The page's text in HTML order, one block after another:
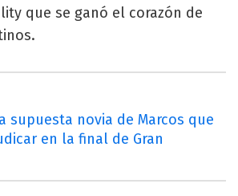
que se ganó el corazón de
supuesta novia de Marcos que
en la final de Gran